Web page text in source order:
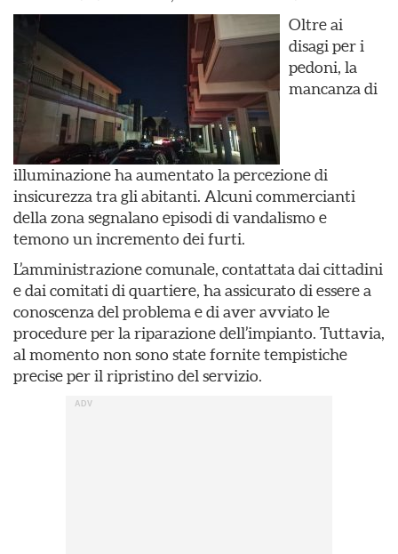
Oltre ai
disagi per i
pedoni, la
mancanza di
illuminazione ha aumentato la percezione di
insicurezza tra gli abitanti. Alcuni commercianti
della zona segnalano episodi di vandalismo e
temono un incremento dei furti.
L’amministrazione comunale, contattata dai cittadini
e dai comitati di quartiere, ha assicurato di essere a
conoscenza del problema e di aver avviato le
procedure per la riparazione dell’impianto. Tuttavia,
al momento non sono state fornite tempistiche
precise per il ripristino del servizio.